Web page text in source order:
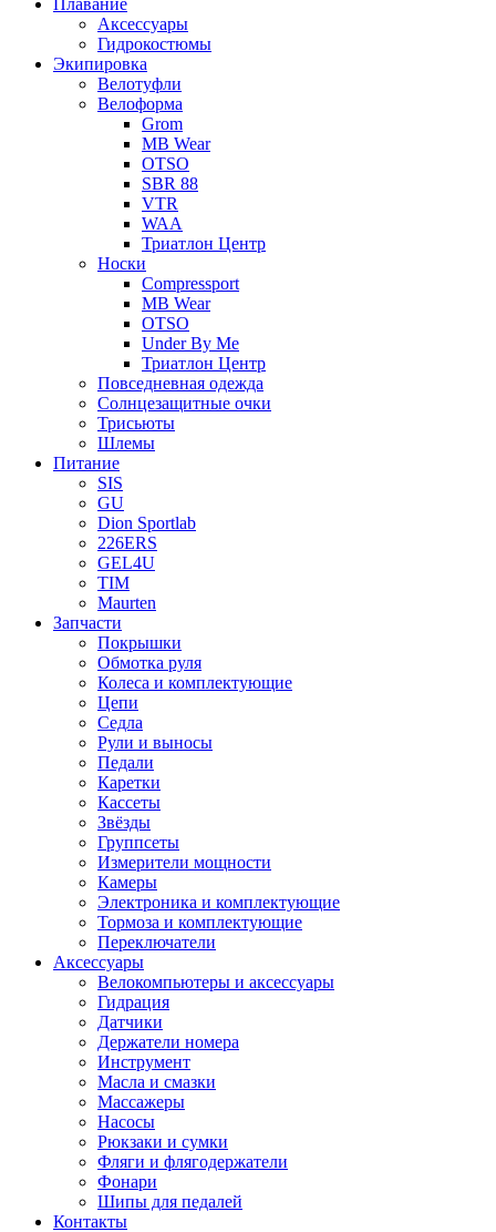
Плавание
Аксессуары
Гидрокостюмы
Экипировка
Велотуфли
Велоформа
Grom
MB Wear
OTSO
SBR 88
VTR
WAA
Триатлон Центр
Носки
Compressport
MB Wear
OTSO
Under By Me
Триатлон Центр
Повседневная одежда
Солнцезащитные очки
Трисьюты
Шлемы
Питание
SIS
GU
Dion Sportlab
226ERS
GEL4U
TIM
Maurten
Запчасти
Покрышки
Обмотка руля
Колеса и комплектующие
Цепи
Седла
Рули и выносы
Педали
Каретки
Кассеты
Звёзды
Группсеты
Измерители мощности
Камеры
Электроника и комплектующие
Тормоза и комплектующие
Переключатели
Аксессуары
Велокомпьютеры и аксессуары
Гидрация
Датчики
Держатели номера
Инструмент
Масла и смазки
Массажеры
Насосы
Рюкзаки и сумки
Фляги и флягодержатели
Фонари
Шипы для педалей
Контакты